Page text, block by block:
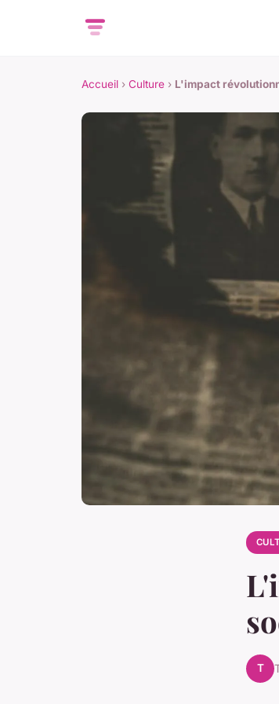
Accueil › Culture › L'impact
T